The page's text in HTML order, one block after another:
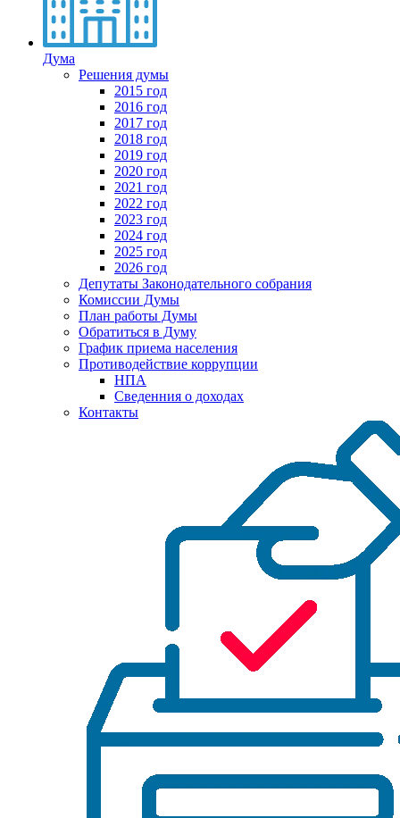
Дума
Решения думы
2015 год
2016 год
2017 год
2018 год
2019 год
2020 год
2021 год
2022 год
2023 год
2024 год
2025 год
2026 год
Депутаты Законодательного собрания
Комиссии Думы
План работы Думы
Обратиться в Думу
График приема населения
Противодействие коррупции
НПА
Сведенния о доходах
Контакты